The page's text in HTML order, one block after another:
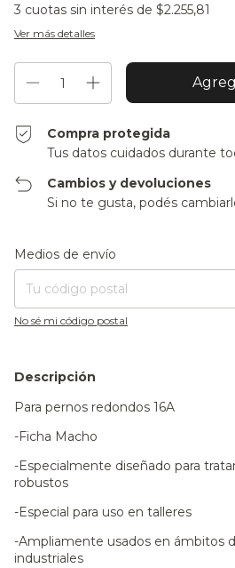
3 cuotas sin interés de $2.255,81
Ver más detalles
Compra protegida
Tus datos cuidados durante
Cambios y devoluciones
Si no te gusta, podés
Entregas para el CP:
Medios de envío
No sé mi código postal
Descripción
Para pernos redondos 16A
-Ficha Macho
-Especialmente diseñado para
robustos
-Especial para uso en talleres
-Ampliamente usados en ámbitos
industriales